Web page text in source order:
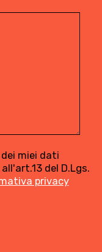
miei dati
del D.Lgs.
privacy